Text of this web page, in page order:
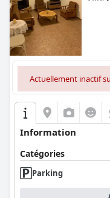
Actuellement inactif
Information
Catégories
Parking